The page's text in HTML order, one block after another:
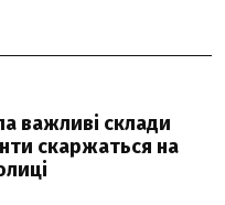
важливі склади
скаржаться на